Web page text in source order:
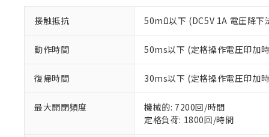
接触抵抗 50mΩ以下 (DC5V 1A 電圧降下
動作時間 50ms以下 (定格操作電圧印加
復帰時間 30ms以下 (定格操作電圧印加
最大開閉頻度
機械的: 7200回/時間
定格負荷: 1800回/時間
在庫状況お
のであり、
い。
正式な納期
当社販売員
在庫状況お
す。
マイパーツ
ている必要が
お客様が当
ル（DBP） 1000ppm
但し、RoHS指令で産
フタル酸エステル類の
部品在庫の切り替
Cr(Ⅵ)(六価クロム) :
※2 環境保護使
「10」：通常の使
味します。
当社は規制
ます。
当社は貴社
置等に一切
また当社は
たしません。
一定数
在庫な